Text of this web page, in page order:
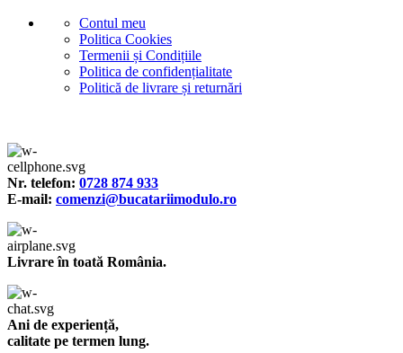
Contul meu
Politica Cookies
Termenii și Condițiile
Politica de confidențialitate
Politică de livrare și returnări
Nr. telefon: 0728 874 933
E-mail: comenzi@bucatariimodulo.ro
Livrare în toată România.
Ani de experiență,
calitate pe termen lung.